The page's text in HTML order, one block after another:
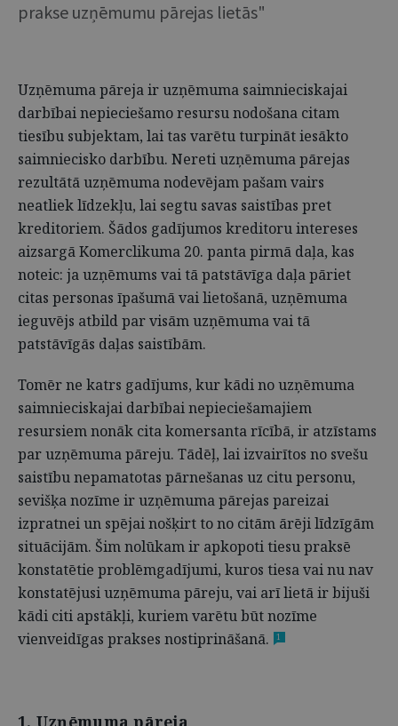
prakse uzņēmumu pārejas lietās"
Uzņēmuma pāreja ir uzņēmuma saimnieciskajai
darbībai nepieciešamo resursu nodošana citam
tiesību subjektam, lai tas varētu turpināt iesākto
saimniecisko darbību. Nereti uzņēmuma pārejas
rezultātā uzņēmuma nodevējam pašam vairs
neatliek līdzekļu, lai segtu savas saistības pret
kreditoriem. Šādos gadījumos kreditoru intereses
aizsargā Komerclikuma 20. panta pirmā daļa, kas
noteic: ja uzņēmums vai tā patstāvīga daļa pāriet
citas personas īpašumā vai lietošanā, uzņēmuma
ieguvējs atbild par visām uzņēmuma vai tā
patstāvīgās daļas saistībām.
Tomēr ne katrs gadījums, kur kādi no uzņēmuma
saimnieciskajai darbībai nepieciešamajiem
resursiem nonāk cita komersanta rīcībā, ir atzīstams
par uzņēmuma pāreju. Tādēļ, lai izvairītos no svešu
saistību nepamatotas pārnešanas uz citu personu,
sevišķa nozīme ir uzņēmuma pārejas pareizai
izpratnei un spējai nošķirt to no citām ārēji līdzīgām
situācijām. Šim nolūkam ir apkopoti tiesu praksē
konstatētie problēmgadījumi, kuros tiesa vai nu nav
konstatējusi uzņēmuma pāreju, vai arī lietā ir bijuši
kādi citi apstākļi, kuriem varētu būt nozīme
vienveidīgas prakses nostiprināšanā.
1
1. Uzņēmuma pāreja